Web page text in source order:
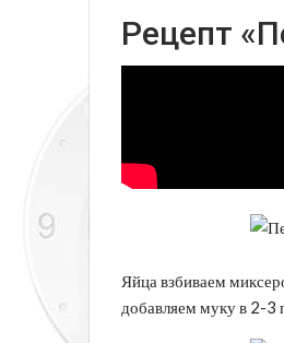
Рецепт
Яйца взбиваем
добавляем муку в 2-3